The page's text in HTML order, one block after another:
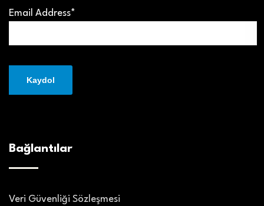
Email Address*
Bağlantılar
Veri Güvenliği Sözleşmesi